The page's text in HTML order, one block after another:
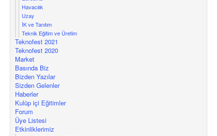
Havacılık
Uzay
İK ve Tanıtım
Teknik Eğitim ve Üretim
Teknofest 2021
Teknofest 2020
Market
Basında Biz
Bizden Yazılar
Sizden Gelenler
Haberler
Kulüp içi Eğitimler
Forum
Üye Listesi
Etkinliklerimiz